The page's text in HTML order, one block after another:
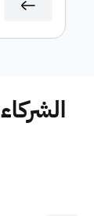
الشركاء